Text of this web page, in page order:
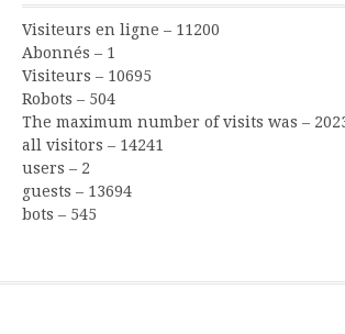
Visiteurs en ligne – 11200
Abonnés – 1
Visiteurs – 10695
Robots – 504
The maximum number of visits was –
all visitors – 14241
users – 2
guests – 13694
bots – 545